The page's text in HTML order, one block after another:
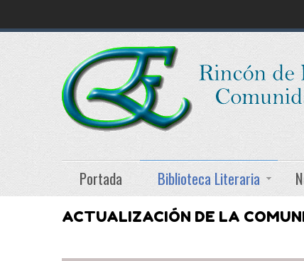
Portada Biblioteca Literaria
ACTUALIZACIÓN DE LA